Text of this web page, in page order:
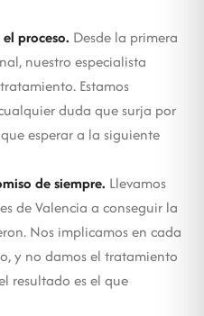
proceso. Desde la primera
nuestro especialista
Estamos
duda que surja por
esperar a la siguiente
de siempre. Llevamos
de Valencia a conseguir la
Nos implicamos en cada
y no damos el tratamiento
resultado es el que